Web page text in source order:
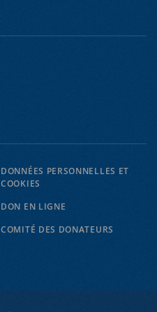
DONNÉES PERSONNELLES ET
COOKIES
DON EN LIGNE
COMITÉ DES DONATEURS